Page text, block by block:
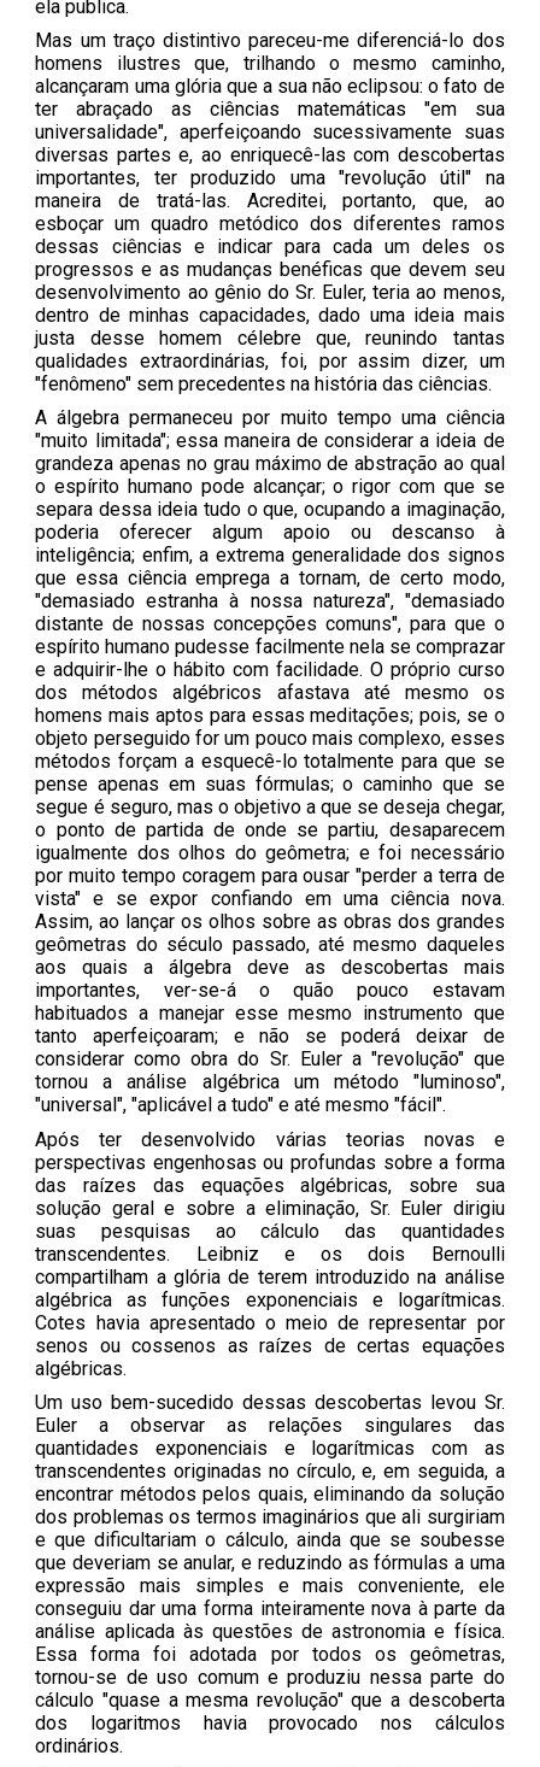
ela publica.
Mas um traço distintivo pareceu-me diferenciá-lo dos
homens ilustres que, trilhando o mesmo caminho,
alcançaram uma glória que a sua não eclipsou: o fato de
ter abraçado as ciências matemáticas "em sua
universalidade", aperfeiçoando sucessivamente suas
diversas partes e, ao enriquecê-las com descobertas
importantes, ter produzido uma "revolução útil" na
maneira de tratá-las. Acreditei, portanto, que, ao
esboçar um quadro metódico dos diferentes ramos
dessas ciências e indicar para cada um deles os
progressos e as mudanças benéficas que devem seu
desenvolvimento ao gênio do Sr. Euler, teria ao menos,
dentro de minhas capacidades, dado uma ideia mais
justa desse homem célebre que, reunindo tantas
qualidades extraordinárias, foi, por assim dizer, um
"fenômeno" sem precedentes na história das ciências.
A álgebra permaneceu por muito tempo uma ciência
"muito limitada"; essa maneira de considerar a ideia de
grandeza apenas no grau máximo de abstração ao qual
o espírito humano pode alcançar; o rigor com que se
separa dessa ideia tudo o que, ocupando a imaginação,
poderia oferecer algum apoio ou descanso à
inteligência; enfim, a extrema generalidade dos signos
que essa ciência emprega a tornam, de certo modo,
"demasiado estranha à nossa natureza", "demasiado
distante de nossas concepções comuns", para que o
espírito humano pudesse facilmente nela se comprazar
e adquirir-lhe o hábito com facilidade. O próprio curso
dos métodos algébricos afastava até mesmo os
homens mais aptos para essas meditações; pois, se o
objeto perseguido for um pouco mais complexo, esses
métodos forçam a esquecê-lo totalmente para que se
pense apenas em suas fórmulas; o caminho que se
segue é seguro, mas o objetivo a que se deseja chegar,
o ponto de partida de onde se partiu, desaparecem
igualmente dos olhos do geômetra; e foi necessário
por muito tempo coragem para ousar "perder a terra de
vista" e se expor confiando em uma ciência nova.
Assim, ao lançar os olhos sobre as obras dos grandes
geômetras do século passado, até mesmo daqueles
aos quais a álgebra deve as descobertas mais
importantes, ver-se-á o quão pouco estavam
habituados a manejar esse mesmo instrumento que
tanto aperfeiçoaram; e não se poderá deixar de
considerar como obra do Sr. Euler a "revolução" que
tornou a análise algébrica um método "luminoso",
"universal", "aplicável a tudo" e até mesmo "fácil".
Após ter desenvolvido várias teorias novas e
perspectivas engenhosas ou profundas sobre a forma
das raízes das equações algébricas, sobre sua
solução geral e sobre a eliminação, Sr. Euler dirigiu
suas pesquisas ao cálculo das quantidades
transcendentes. Leibniz e os dois Bernoulli
compartilham a glória de terem introduzido na análise
algébrica as funções exponenciais e logarítmicas.
Cotes havia apresentado o meio de representar por
senos ou cossenos as raízes de certas equações
algébricas.
Um uso bem-sucedido dessas descobertas levou Sr.
Euler a observar as relações singulares das
quantidades exponenciais e logarítmicas com as
transcendentes originadas no círculo, e, em seguida, a
encontrar métodos pelos quais, eliminando da solução
dos problemas os termos imaginários que ali surgiriam
e que dificultariam o cálculo, ainda que se soubesse
que deveriam se anular, e reduzindo as fórmulas a uma
expressão mais simples e mais conveniente, ele
conseguiu dar uma forma inteiramente nova à parte da
análise aplicada às questões de astronomia e física.
Essa forma foi adotada por todos os geômetras,
tornou-se de uso comum e produziu nessa parte do
cálculo "quase a mesma revolução" que a descoberta
dos logaritmos havia provocado nos cálculos
ordinários.